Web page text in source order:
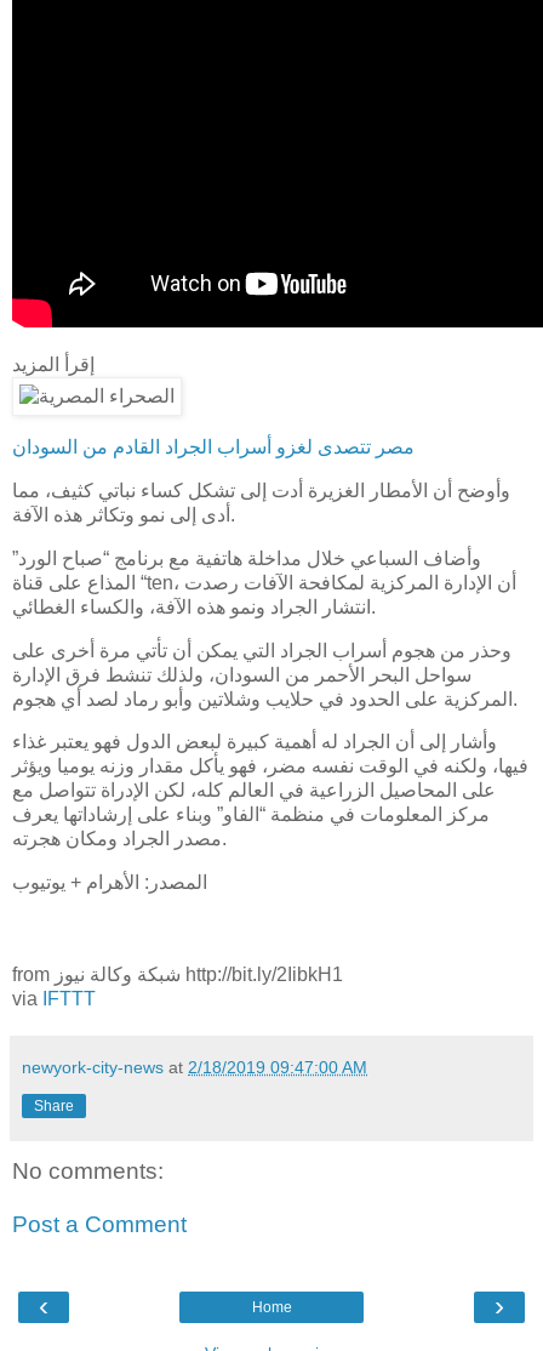
إقرأ المزيد
مصر تتصدى لغزو أسراب الجراد القادم من السودان
وأوضح أن الأمطار الغزيرة أدت إلى تشكل كساء نباتي كثيف، مما
أدى إلى نمو وتكاثر هذه الآفة.
وأضاف السباعي خلال مداخلة هاتفية مع برنامج “صباح الورد”
المذاع على قناة “ten، أن الإدارة المركزية لمكافحة الآفات رصدت
انتشار الجراد ونمو هذه الآفة، والكساء الغطائي.
وحذر من هجوم أسراب الجراد التي يمكن أن تأتي مرة أخرى على
سواحل البحر الأحمر من السودان، ولذلك تنشط فرق الإدارة
المركزية على الحدود في حلايب وشلاتين وأبو رماد لصد أي هجوم.
وأشار إلى أن الجراد له أهمية كبيرة لبعض الدول فهو يعتبر غذاء
فيها، ولكنه في الوقت نفسه مضر، فهو يأكل مقدار وزنه يوميا ويؤثر
على المحاصيل الزراعية في العالم كله، لكن الإدراة تتواصل مع
مركز المعلومات في منظمة “الفاو” وبناء على إرشاداتها يعرف
مصدر الجراد ومكان هجرته.
المصدر: الأهرام + يوتيوب
from شبكة وكالة نيوز http://bit.ly/2IibkH1
via
IFTTT
newyork-city-news at 2/18/2019 09:47:00 AM
Share
No comments:
Post a Comment
‹ ›
Home